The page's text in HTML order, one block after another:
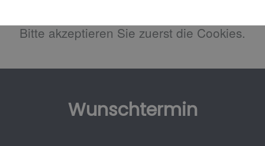
Bitte akzeptieren Sie zuerst die Cookies.
Wunschtermin